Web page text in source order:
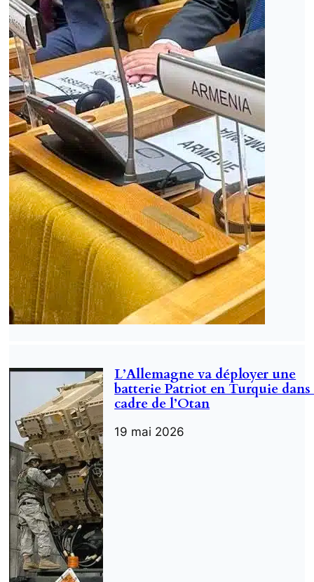
L’Allemagne va déployer une
batterie Patriot en Turquie dans
cadre de l’Otan
19 mai 2026